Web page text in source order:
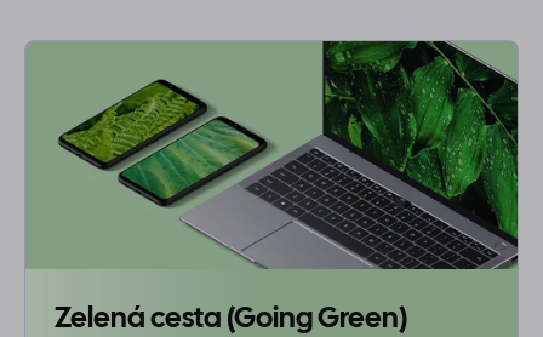
Zelená cesta (Going Green)